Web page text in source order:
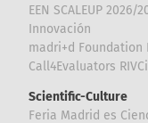
EEN SCALEUP 2026/
Innovación
madri+d Foundation
Call4Evaluators
Scientific-Culture
Feria Madrid es